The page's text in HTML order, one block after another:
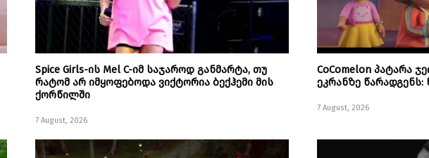
Spice Girls-ის Mel C-იმ საჯაროდ განმარტა, თუ
რატომ არ იმყოფებოდა ვიქტორია ბექჰემი მის
ქორწილში
7 August, 2026
CoComelon პატარა
ეკრანზე
7 August, 2026